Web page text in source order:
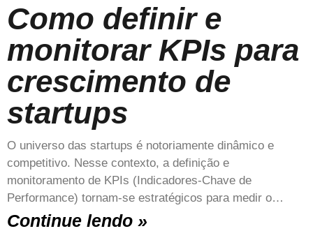
Como definir e
monitorar KPIs para
crescimento de
startups
O universo das startups é notoriamente dinâmico e
competitivo. Nesse contexto, a definição e
monitoramento de KPIs (Indicadores-Chave de
Performance) tornam-se estratégicos para medir o…
Continue lendo »